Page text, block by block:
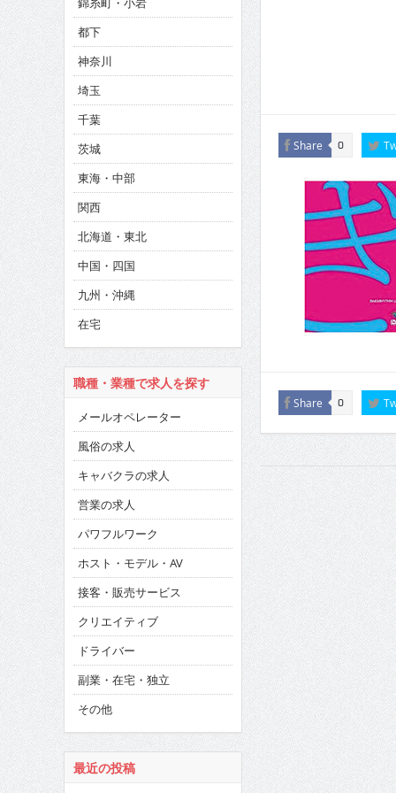
CINEMA×STYLE 285号
CINEMA×STYLE 294号
Share 0
Share 0
都下
神奈川
埼玉
千葉
茨城
東海・中部
関西
北海道・東北
中国・四国
九州・沖縄
在宅
職種・業種で求人を探す
メールオペレーター
風俗の求人
キャバクラの求人
営業の求人
パワフルワーク
ホスト・モデル・AV
接客・販売サービス
クリエイティブ
ドライバー
副業・在宅・独立
その他
最近の投稿